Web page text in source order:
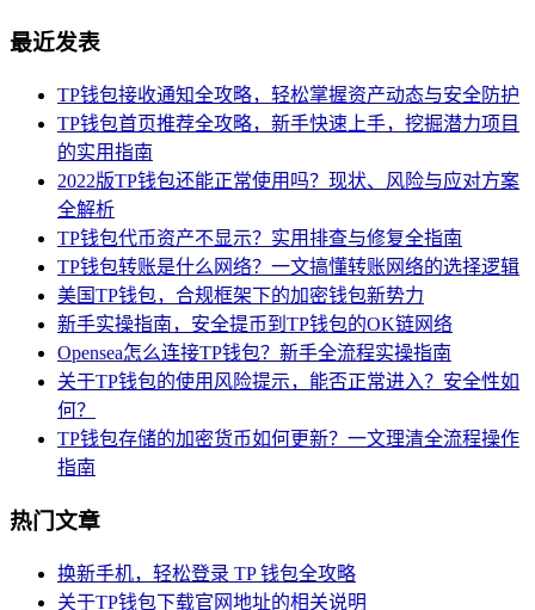
最近发表
TP钱包接收通知全攻略，轻松掌握资产动态与安全防护
TP钱包首页推荐全攻略，新手快速上手，挖掘潜力项目
的实用指南
2022版TP钱包还能正常使用吗？现状、风险与应对方案
全解析
TP钱包代币资产不显示？实用排查与修复全指南
TP钱包转账是什么网络？一文搞懂转账网络的选择逻辑
美国TP钱包，合规框架下的加密钱包新势力
新手实操指南，安全提币到TP钱包的OK链网络
Opensea怎么连接TP钱包？新手全流程实操指南
关于TP钱包的使用风险提示，能否正常进入？安全性如
何？
TP钱包存储的加密货币如何更新？一文理清全流程操作
指南
热门文章
换新手机，轻松登录 TP 钱包全攻略
关于TP钱包下载官网地址的相关说明